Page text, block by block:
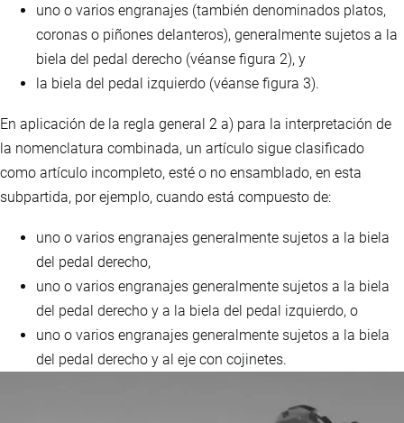
uno o varios engranajes (también denominados platos,
coronas o piñones delanteros), generalmente sujetos a la
biela del pedal derecho (véanse figura 2), y
la biela del pedal izquierdo (véanse figura 3).
En aplicación de la regla general 2 a) para la interpretación de
la nomenclatura combinada, un artículo sigue clasificado
como artículo incompleto, esté o no ensamblado, en esta
subpartida, por ejemplo, cuando está compuesto de:
uno o varios engranajes generalmente sujetos a la biela
del pedal derecho,
uno o varios engranajes generalmente sujetos a la biela
del pedal derecho y a la biela del pedal izquierdo, o
uno o varios engranajes generalmente sujetos a la biela
del pedal derecho y al eje con cojinetes.